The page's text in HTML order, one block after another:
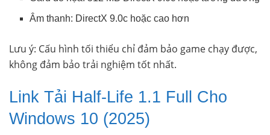
Âm thanh: DirectX 9.0c hoặc cao hơn
Lưu ý: Cấu hình tối thiểu chỉ đảm bảo game chạy được,
không đảm bảo trải nghiệm tốt nhất.
Link Tải Half-Life 1.1 Full Cho
Windows 10 (2025)